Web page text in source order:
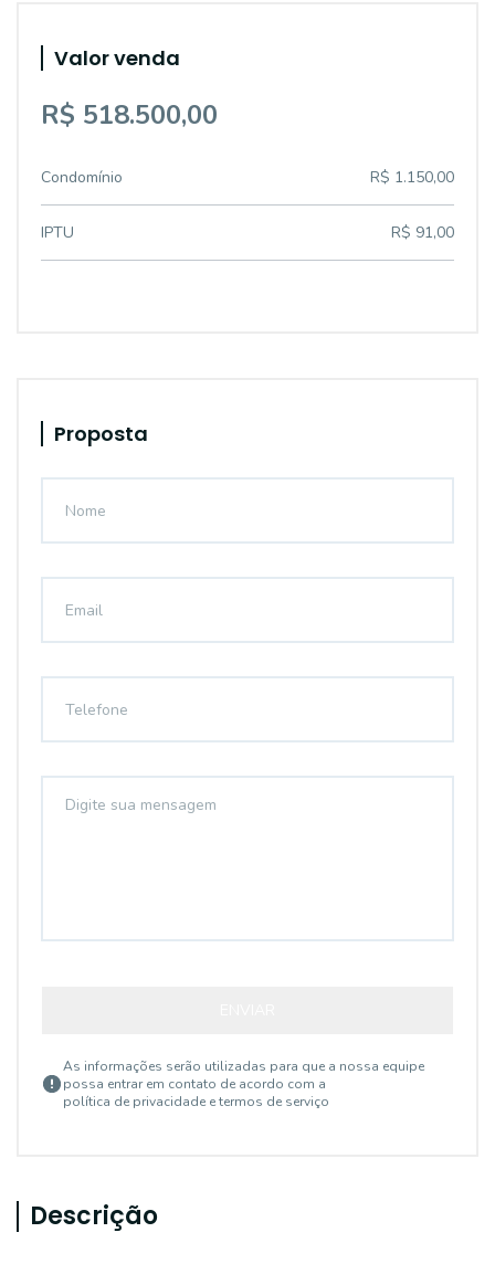
Valor venda
R$ 518.500,00
Condomínio R$ 1.150,00
IPTU R$ 91,00
Proposta
As informações serão utilizadas para que a nossa equipe
possa entrar em contato de acordo com a
política de privacidade e termos de serviço
Descrição